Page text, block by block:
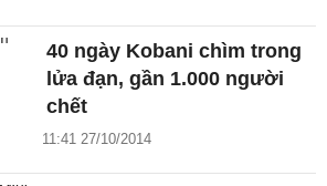
40 ngày Kobani chìm trong
lửa đạn, gần 1.000 người
chết
11:41 27/10/2014